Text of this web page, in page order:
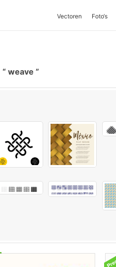
Vectoren Foto‘s
weave